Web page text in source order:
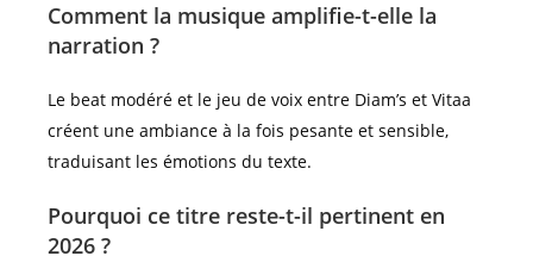
Comment la musique amplifie-t-elle la
narration ?
Le beat modéré et le jeu de voix entre Diam’s et Vitaa
créent une ambiance à la fois pesante et sensible,
traduisant les émotions du texte.
Pourquoi ce titre reste-t-il pertinent en
2026 ?